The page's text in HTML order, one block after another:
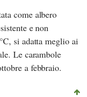
come albero
e non
si adatta meglio ai
Le carambole
a febbraio.